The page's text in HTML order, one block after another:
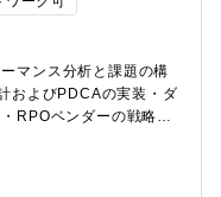
マンス分析と課題の構
およびPDCAの実装・ダ
RPOベンダーの戦略的
した組織変革イニシア
ーターとしてのEnd to